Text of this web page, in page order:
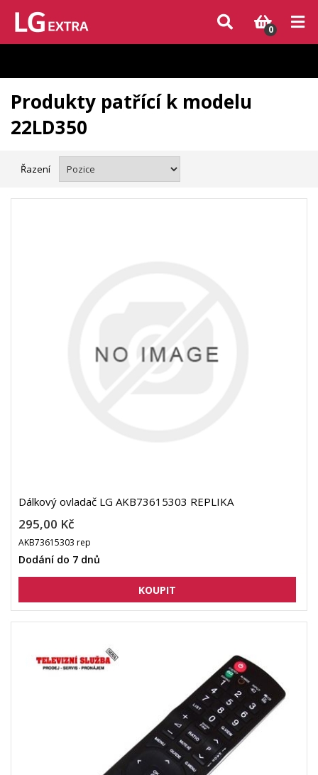
Vzhledem k aktuální situaci se může dodání dílů, které nejsou skladem,
zpozdit. Děkujeme za pochopení.
0
Produkty patřící k modelu
22LD350
Řazení
Dálkový ovladač LG AKB73615303 REPLIKA
295,00 Kč
AKB73615303 rep
Dodání do 7 dnů